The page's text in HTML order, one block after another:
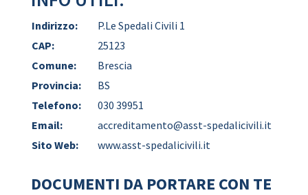
Indirizzo:
P.Le Spedali Civili 1
CAP:
25123
Comune:
Brescia
Provincia:
BS
Telefono:
030 39951
Email:
accreditamento@asst-spedalicivili.it
Sito Web:
www.asst-spedalicivili.it
DOCUMENTI DA PORTARE CON TE